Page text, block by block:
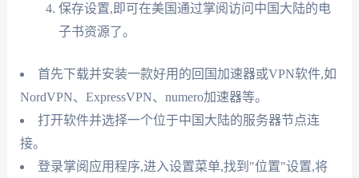
保存设置,即可在美国通过掌阅访问中国大陆的电
子书资源了。
首先下载并安装一款好用的回国加速器或VPN软件,如
NordVPN、ExpressVPN、numero加速器等。
打开软件并选择一个位于中国大陆的服务器节点连
接。
登录掌阅应用程序,进入设置菜单,找到"位置"设置,将